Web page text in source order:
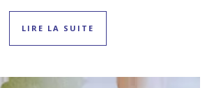
LIRE LA SUITE